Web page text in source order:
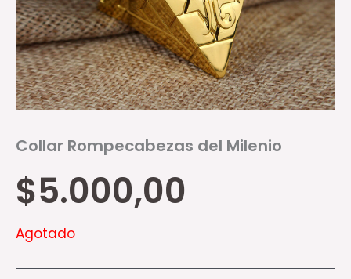
Collar Rompecabezas del Milenio
$5.000,00
Agotado